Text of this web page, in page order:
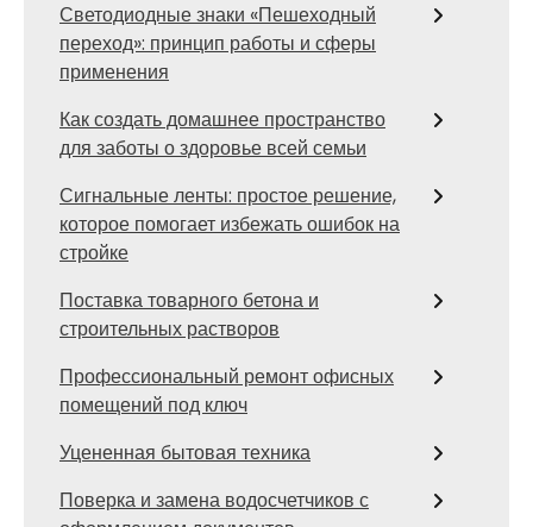
Светодиодные знаки «Пешеходный
переход»: принцип работы и сферы
применения
Как создать домашнее пространство
для заботы о здоровье всей семьи
Сигнальные ленты: простое решение,
которое помогает избежать ошибок на
стройке
Поставка товарного бетона и
строительных растворов
Профессиональный ремонт офисных
помещений под ключ
Уцененная бытовая техника
Поверка и замена водосчетчиков с